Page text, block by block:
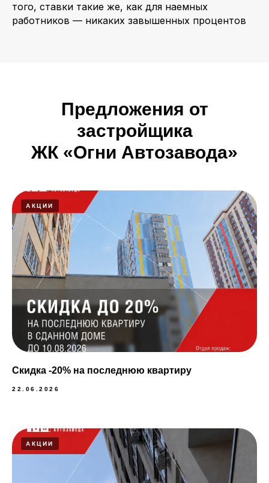
того, ставки такие же, как для наемных
работников — никаких завышенных процентов
Предложения от
застройщика
ЖК «Огни Автозавода»
АКЦИИ
Скидка -20% на последнюю квартиру
22.06.2026
АКЦИИ